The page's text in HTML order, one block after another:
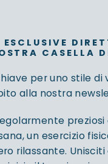
ESCLUSIVE
CASELLA
per uno stile di
alla nostra
un esercizio
rilassante.